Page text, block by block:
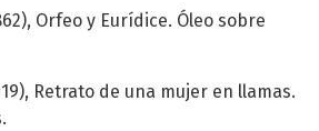
Orfeo y Eurídice. Óleo sobre
Retrato de una mujer en llamas.